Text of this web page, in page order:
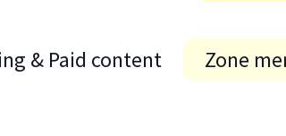
& Paid content Zone